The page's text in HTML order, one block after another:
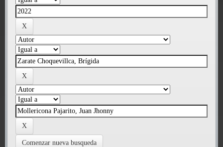
Comenzar nueva busqueda